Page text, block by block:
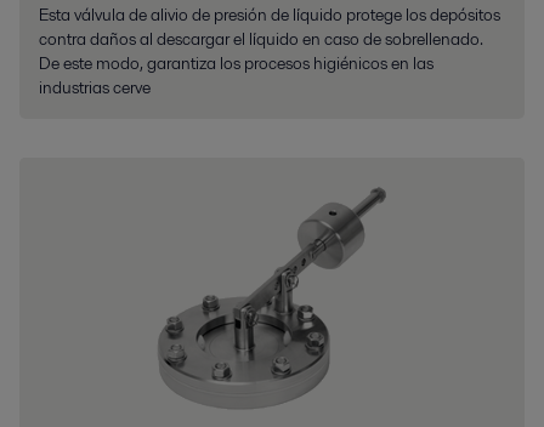
Esta válvula de alivio de presión de líquido protege los depósitos
contra daños al descargar el líquido en caso de sobrellenado.
De este modo, garantiza los procesos higiénicos en las
industrias cerve